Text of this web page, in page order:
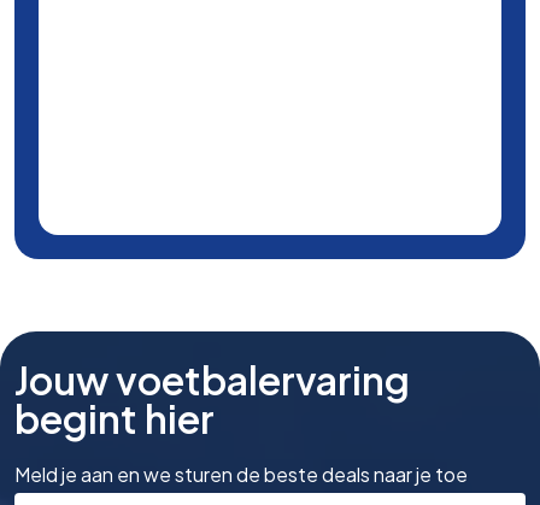
Jouw voetbalervaring
begint hier
Meld je aan en we sturen de beste deals naar je toe